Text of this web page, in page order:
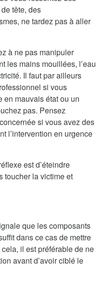
tête, des
ne tardez pas à aller
à ne pas manipuler
les mains mouillées, l’eau
Il faut par ailleurs
si vous
en mauvais état ou un
pas. Pensez
si vous avez des
l’intervention en urgence
est d’éteindre
toucher la victime et
que les composants
dans ce cas de mettre
il est préférable de ne
avant d’avoir ciblé le